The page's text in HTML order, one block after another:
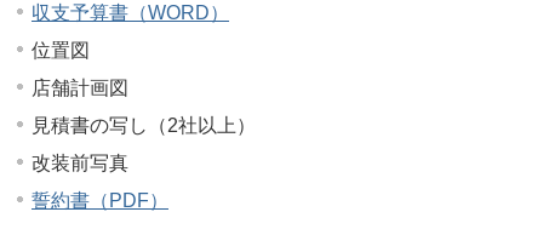
収支予算書（WORD）
位置図
店舗計画図
見積書の写し（2社以上）
改装前写真
誓約書（PDF）